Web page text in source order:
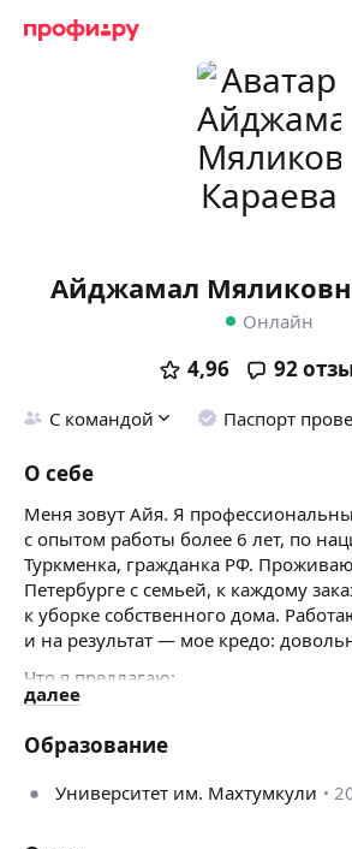
Айджамал
Онлайн
4,96 92
С командой Паспорт
О себе
Меня зовут Айя. Я
с опытом работы более 6 лет, по
Туркменка, гражданка РФ.
Петербурге с семьей, к каждому
к уборке собственного дома.
и на результат — мое кредо:
Что я предлагаю:
· Виды уборки: генеральная,
(регулярная), после ремонта, после
заезд).
· Оконные работы: мытье любой
далее
Образование
Университет им. Махтумкули